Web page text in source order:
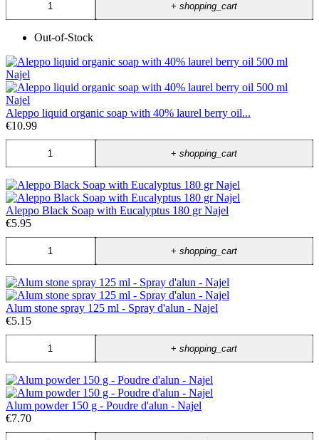
+shopping_cart
Out-of-Stock
Aleppo liquid organic soap with 40% laurel berry oil...
€10.99
+shopping_cart
Aleppo Black Soap with Eucalyptus 180 gr Najel
€5.95
+shopping_cart
Alum stone spray 125 ml - Spray d'alun - Najel
€5.15
+shopping_cart
Alum powder 150 g - Poudre d'alun - Najel
€7.70